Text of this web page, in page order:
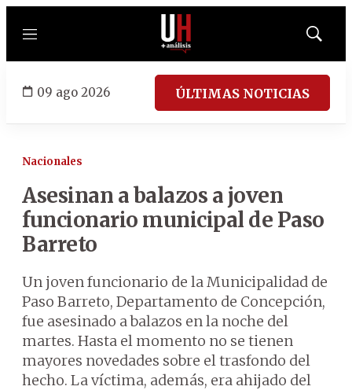
Menú
Mostrar
09 ago 2026 ÚLTIMAS NOTICIAS
Nacionales
Asesinan a balazos a joven
funcionario municipal de Paso
Barreto
Un joven funcionario de la Municipalidad de
Paso Barreto, Departamento de Concepción,
fue asesinado a balazos en la noche del
martes. Hasta el momento no se tienen
mayores novedades sobre el trasfondo del
hecho. La víctima, además, era ahijado del